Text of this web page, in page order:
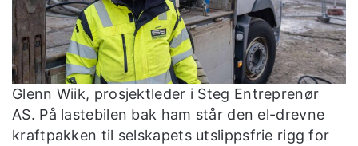
Glenn Wiik, prosjektleder i Steg Entreprenør
AS. På lastebilen bak ham står den el-drevne
kraftpakken til selskapets utslippsfrie rigg for